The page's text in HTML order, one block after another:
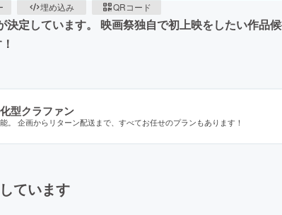
埋め込み QRコード
定しています。 映画祭独自で初上映をしたい作品
型クラファン
。 企画からリターン配送まで、すべてお任せのプランもあります！
ています